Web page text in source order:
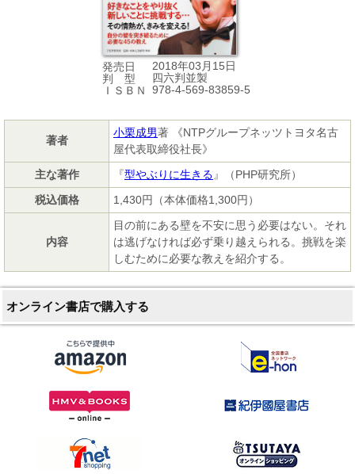
発売日
2018年03月15日
判 型
四六判並製
ＩＳＢＮ
978-4-569-83859-5
著者
小栗成男著 《NTPグループネッツトヨタ名古
屋代表取締役社長》
主な著作
『型やぶりに生きる』（PHP研究所）
税込価格
1,430円（本体価格1,300円）
内容
目の前にある壁を不安に思う必要はない。それ
は逃げなければ必ず乗り越えられる。挑戦を楽
しむために必要な教えを紹介する。
オンライン書店で購入する